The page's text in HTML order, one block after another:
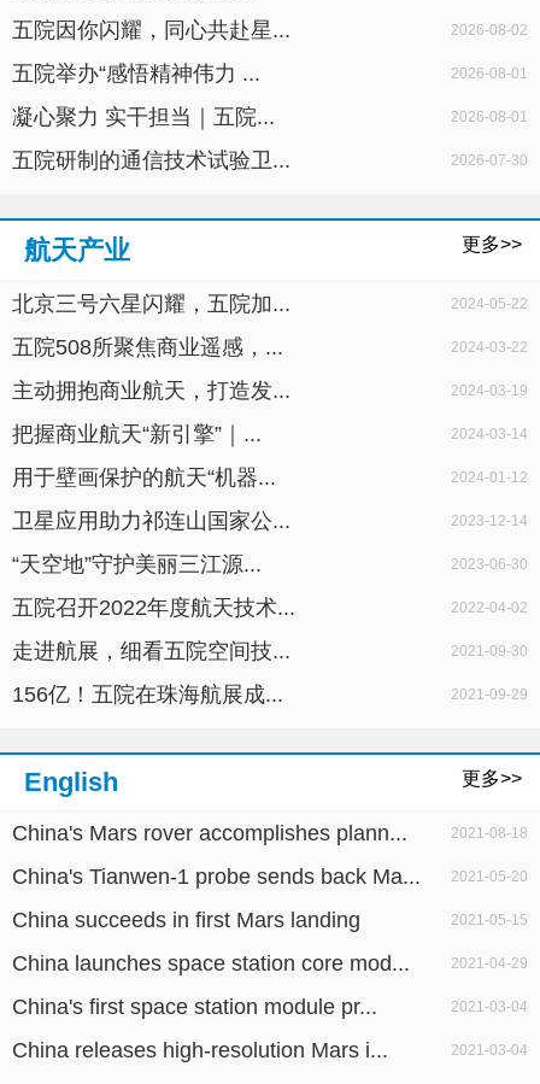
五院因你闪耀，同心共赴星... 2026-08-02
五院举办“感悟精神伟力 ... 2026-08-01
凝心聚力 实干担当｜五院... 2026-08-01
五院研制的通信技术试验卫... 2026-07-30
航天产业 更多>>
北京三号六星闪耀，五院加... 2024-05-22
五院508所聚焦商业遥感，... 2024-03-22
主动拥抱商业航天，打造发... 2024-03-19
把握商业航天“新引擎”｜... 2024-03-14
用于壁画保护的航天“机器... 2024-01-12
卫星应用助力祁连山国家公... 2023-12-14
“天空地”守护美丽三江源... 2023-06-30
五院召开2022年度航天技术... 2022-04-02
走进航展，细看五院空间技... 2021-09-30
156亿！五院在珠海航展成... 2021-09-29
English 更多>>
China's Mars rover accomplishes plann... 2021-08-18
China's Tianwen-1 probe sends back Ma... 2021-05-20
China succeeds in first Mars landing 2021-05-15
China launches space station core mod... 2021-04-29
China's first space station module pr... 2021-03-04
China releases high-resolution Mars i... 2021-03-04